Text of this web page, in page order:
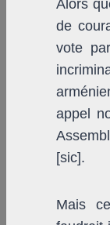
Alors
de
vote
appel
[sic].
Mais